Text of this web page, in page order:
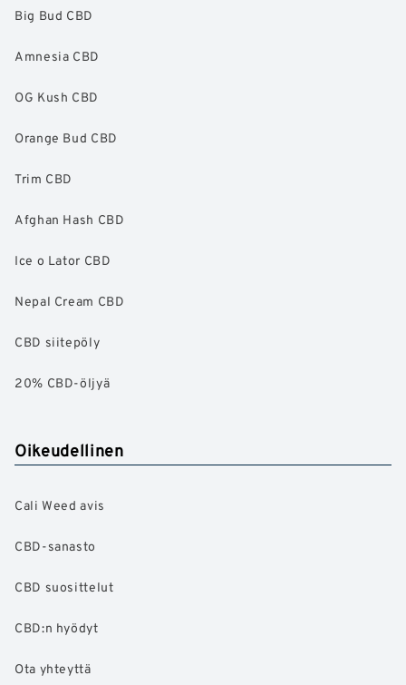
Big Bud CBD
Amnesia CBD
OG Kush CBD
Orange Bud CBD
Trim CBD
Afghan Hash CBD
Ice o Lator CBD
Nepal Cream CBD
CBD siitepöly
20% CBD-öljyä
Oikeudellinen
Cali Weed avis
CBD-sanasto
CBD suosittelut
CBD:n hyödyt
Ota yhteyttä